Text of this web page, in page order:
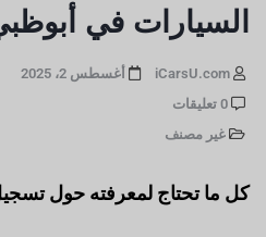
السيارات في
أغسطس 2، 2025
0 تعليقات
غير مصنف
كل ما تحتاج لمعرفته حول